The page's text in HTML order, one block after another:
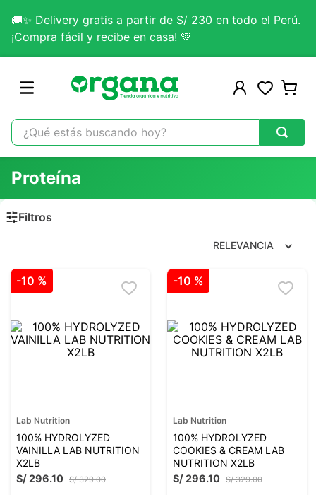
🚚✨ Delivery gratis a partir de S/ 230 en todo el Perú.
¡Compra fácil y recibe en casa! 💚
¿Qué estás buscando hoy?
1 .
omega 3
2.
citrato magnesio
5.
7.
glicinato magnesio
magnesio
Proteína
RELEVANCIA
-10 %
Lab Nutrition
100% HYDROLYZED
VAINILLA LAB NUTRITION
X2LB
S/ 329.00
S/296.10
-10 %
Lab Nutrition
100% HYDROLYZED
COOKIES & CREAM LAB
NUTRITION X2LB
S/ 329.00
S/296.10